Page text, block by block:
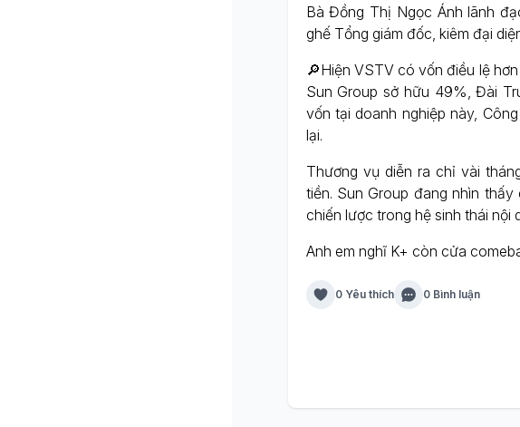
Bà Đồng Thị Ngọc Ánh lãnh
ghế Tổng giám đốc, kiêm đại
🔎Hiện VSTV có vốn điều lệ
Sun Group sở hữu 49%, Đài
vốn tại doanh nghiệp này,
lại.
Thương vụ diễn ra chỉ vài
tiền. Sun Group đang nhìn
chiến lược trong hệ sinh thái nội
Anh em nghĩ K+ còn cửa
0 Yêu thích 0 Bình luận